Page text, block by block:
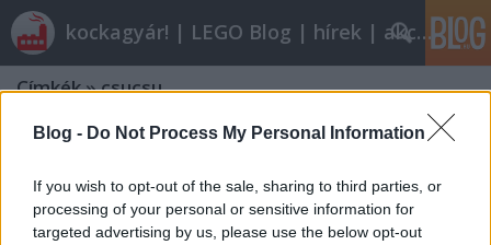
Blog - Do Not Process My Personal Information
If you wish to opt-out of the sale, sharing to third parties, or
processing of your personal or sensitive information for
targeted advertising by us, please use the below opt-out
kockagyár! | LEGO Blog | hírek | akciók |
Címkék»csucsu
Olvasó játszik: 10210 Imperial
Flagship
tutuka•2011. március 02.